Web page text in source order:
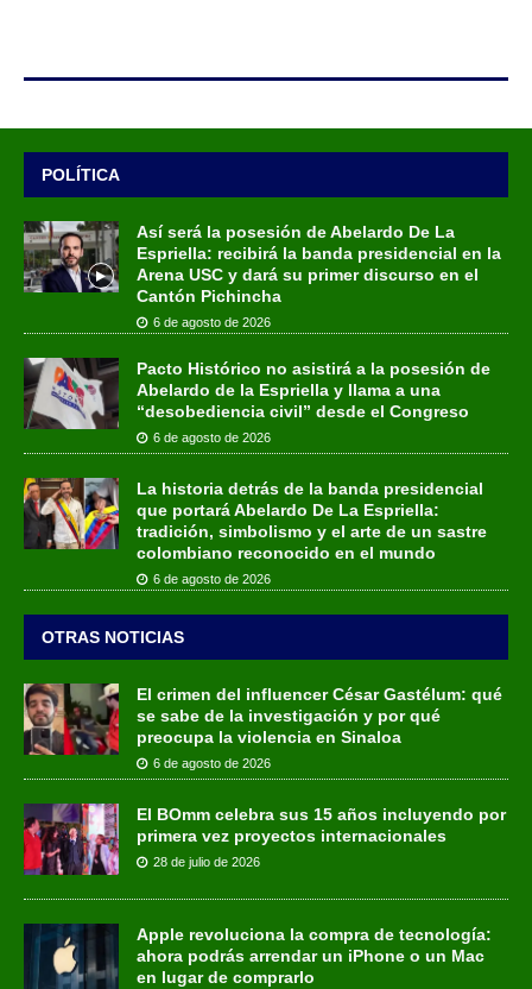
POLÍTICA
Así será la posesión de Abelardo De La
Espriella: recibirá la banda presidencial en la
Arena USC y dará su primer discurso en el
Cantón Pichincha
6 de agosto de 2026
Pacto Histórico no asistirá a la posesión de
Abelardo de la Espriella y llama a una
“desobediencia civil” desde el Congreso
6 de agosto de 2026
La historia detrás de la banda presidencial
que portará Abelardo De La Espriella:
tradición, simbolismo y el arte de un sastre
colombiano reconocido en el mundo
6 de agosto de 2026
OTRAS NOTICIAS
El crimen del influencer César Gastélum: qué
se sabe de la investigación y por qué
preocupa la violencia en Sinaloa
6 de agosto de 2026
El BOmm celebra sus 15 años incluyendo por
primera vez proyectos internacionales
28 de julio de 2026
Apple revoluciona la compra de tecnología:
ahora podrás arrendar un iPhone o un Mac
en lugar de comprarlo